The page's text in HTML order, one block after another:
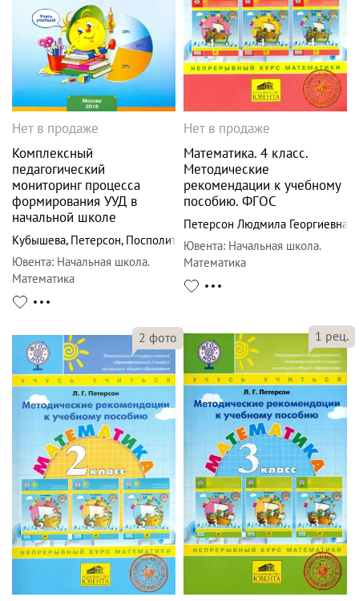
Нет в продаже
Комплексный
педагогический
мониторинг процесса
формирования УУД в
начальной школе
Кубышева, Петерсон, Посполита
Ювента: Начальная школа.
Математика
Нет в продаже
Математика. 4 класс.
Методические
рекомендации к учебному
пособию. ФГОС
Петерсон Людмила Георгиевна
Ювента: Начальная школа.
Математика
2 фото 1 рец.